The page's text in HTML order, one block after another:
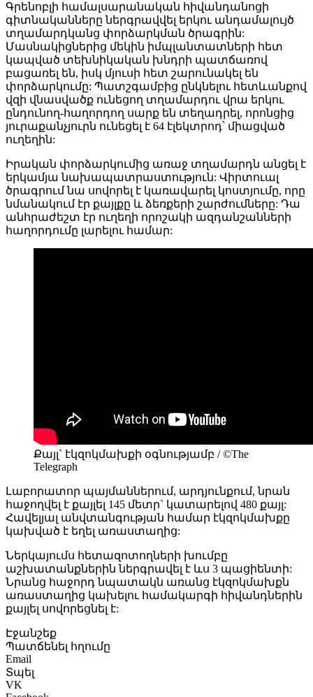
Գրենոբլի համալսարանական հիվանդանոցի
գիտնականները ներգրավվել երկու անդամալույծ
տղամարդկանց փորձարկման ծրագրին:
Մասնակիցներից մեկին իմպլանտատների հետ
կապված տեխնիկական խնդրի պատճառով
բացառել են, իսկ մյուսի հետ շարունակել են
փորձարկումը: Պատշգամբից ընկնելու հետևանքով
վզի վնասվածք ունեցող տղամարդու վրա երկու
ընդունող-հաղորդող սարք են տեղադրել, որոնցից
յուրաքանչյուրն ունեցել է 64 էլեկտրոդ՝ միացված
ուղեղին:
Իրական փորձարկումից առաջ տղամարդն անցել է
երկամյա նախապատրաստություն: Վիրտուալ
ծրագրում նա սովորել է կառավարել կոստյումը, որը
նմանակում էր քայլքը և ձեռքերի շարժումները: Դա
անհրաժեշտ էր ուղեղի որոշակի ազդանշանների
հաղորդումը լարելու համար:
Քայլ` էկզոկմախքի օգնությամբ / ©The
Telegraph
Լաբորատոր պայմաններում, արդյունքում, նրան
հաջողվել է քայլել 145 մետր` կատարելով 480 քայլ:
Հավելյալ անվտանգության համար էկզոկմախքը
կախված է եղել առաստաղից:
Ներկայումս հետազոտողների խումբը
աշխատանքներին ներգրավել է ևս 3 պացիենտի:
Նրանց հաջորդ նպատակն առանց էկզոկմախքն
առաստաղից կախելու համակարգի հիվանդներին
քայլել սովորեցնել է:
Էջանշեք
Պատճենել հղումը
Email
Տպել
VK